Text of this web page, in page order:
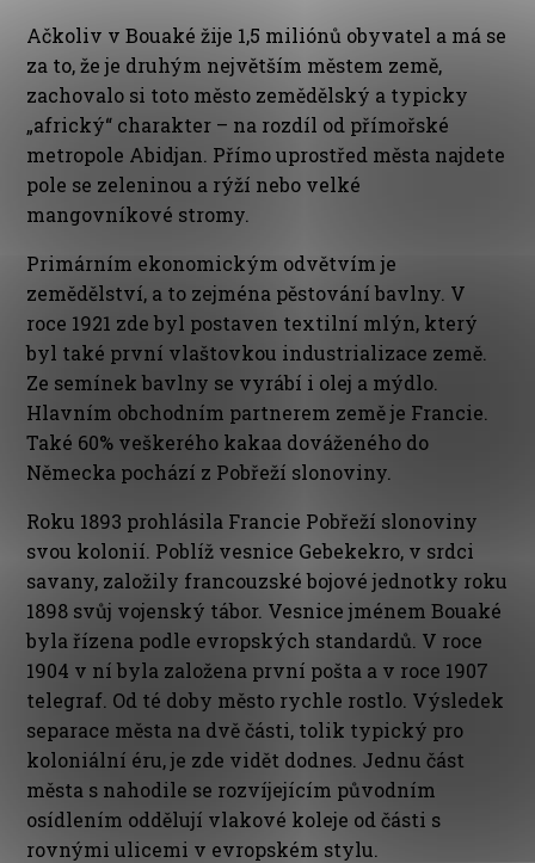
Ačkoliv v Bouaké žije 1,5 miliónů obyvatel a má se
za to, že je druhým největším městem země,
zachovalo si toto město zemědělský a typicky
„africký“ charakter – na rozdíl od přímořské
metropole Abidjan. Přímo uprostřed města najdete
pole se zeleninou a rýží nebo velké
mangovníkové stromy.
Primárním ekonomickým odvětvím je
zemědělství, a to zejména pěstování bavlny. V
roce 1921 zde byl postaven textilní mlýn, který
byl také první vlaštovkou industrializace země.
Ze semínek bavlny se vyrábí i olej a mýdlo.
Hlavním obchodním partnerem země je Francie.
Také 60% veškerého kakaa dováženého do
Německa pochází z Pobřeží slonoviny.
Roku 1893 prohlásila Francie Pobřeží slonoviny
svou kolonií. Poblíž vesnice Gebekekro, v srdci
savany, založily francouzské bojové jednotky roku
1898 svůj vojenský tábor. Vesnice jménem Bouaké
byla řízena podle evropských standardů. V roce
1904 v ní byla založena první pošta a v roce 1907
telegraf. Od té doby město rychle rostlo. Výsledek
separace města na dvě části, tolik typický pro
koloniální éru, je zde vidět dodnes. Jednu část
města s nahodile se rozvíjejícím původním
osídlením oddělují vlakové koleje od části s
rovnými ulicemi v evropském stylu.